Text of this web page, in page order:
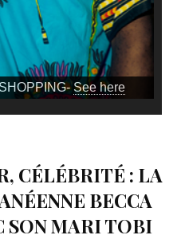
See here
CÉLÉBRITÉ : LA
BECCA
SON MARI TOBI